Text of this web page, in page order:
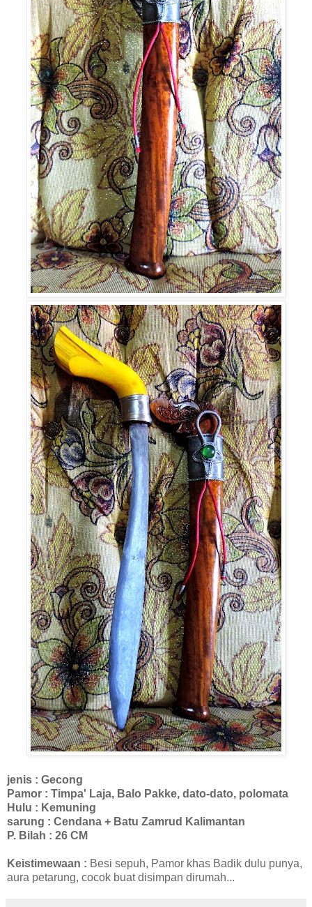
jenis : Gecong
Pamor : Timpa' Laja, Balo Pakke, dato-dato, polomata
Hulu : Kemuning
sarung : Cendana + Batu Zamrud Kalimantan
P. Bilah : 26 CM
Keistimewaan : Besi sepuh, Pamor khas Badik dulu punya,
aura petarung, cocok buat disimpan dirumah...